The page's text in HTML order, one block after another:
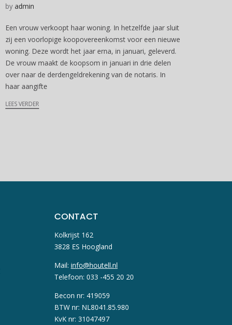
byadmin
Een vrouw verkoopt haar woning. In hetzelfde jaar sluit
zij een voorlopige koopovereenkomst voor een nieuwe
woning. Deze wordt het jaar erna, in januari, geleverd.
De vrouw maakt de koopsom in januari in drie delen
over naar de derdengeldrekening van de notaris. In
haar aangifte
LEES VERDER
CONTACT
Kolkrijst 162
3828 ES Hoogland
Mail: info@houtell.nl
Telefoon: 033 -455 20 20
Becon nr: 419059
BTW nr: NL8041.85.980
KvK nr: 31047497